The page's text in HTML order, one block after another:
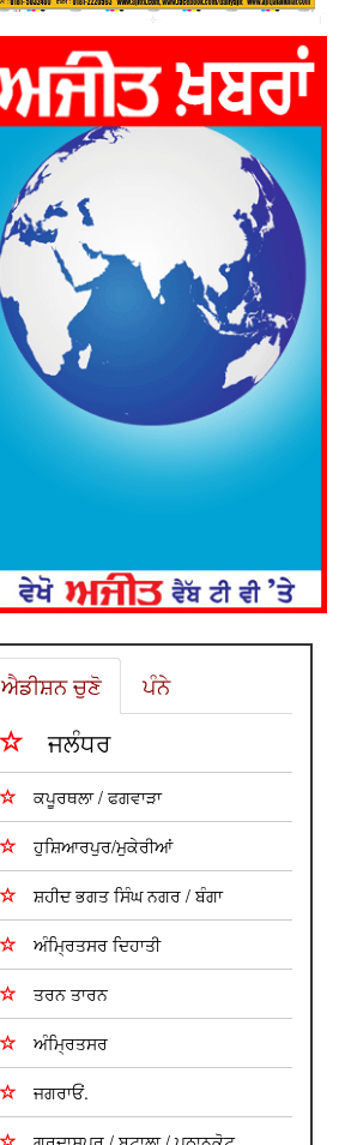
ਐਡੀਸ਼ਨ ਚੁਣੋ ਪੰਨੇ
ਜਲੰਧਰ
ਕਪੂਰਥਲਾ / ਫਗਵਾੜਾ
ਹੁਸ਼ਿਆਰਪੁਰ/ਮੁਕੇਰੀਆਂ
ਸ਼ਹੀਦ ਭਗਤ ਸਿੰਘ ਨਗਰ / ਬੰਗਾ
ਅੰਮ੍ਰਿਤਸਰ ਦਿਹਾਤੀ
ਤਰਨ ਤਾਰਨ
ਅੰਮ੍ਰਿਤਸਰ
ਜਗਰਾਓਂ.